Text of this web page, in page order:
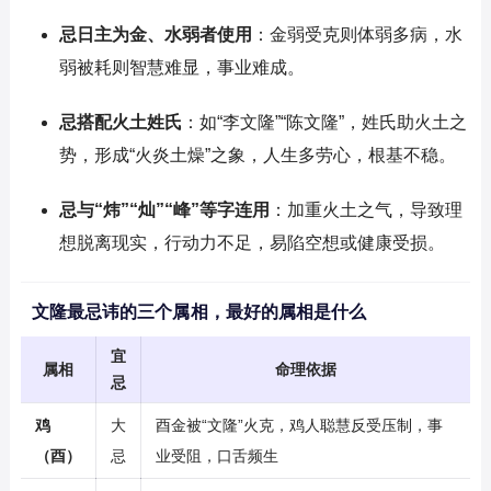
忌日主为金、水弱者使用 ：金弱受克则体弱多病，水
弱被耗则智慧难显，事业难成。
忌搭配火土姓氏 ：如“李文隆”“陈文隆”，姓氏助火土之
势，形成“火炎土燥”之象，人生多劳心，根基不稳。
忌与“炜”“灿”“峰”等字连用 ：加重火土之气，导致理
想脱离现实，行动力不足，易陷空想或健康受损。
文隆最忌讳的三个属相，最好的属相是什么
属相
宜
忌
命理依据
鸡
（酉）
大
忌
酉金被“文隆”火克，鸡人聪慧反受压制，事
业受阻，口舌频生